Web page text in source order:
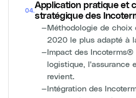
04.
Application pratique et
stratégique des
—Méthodologie de
2020 le plus adapté à
—Impact des
logistique, l'assurance
revient.
—Intégration des